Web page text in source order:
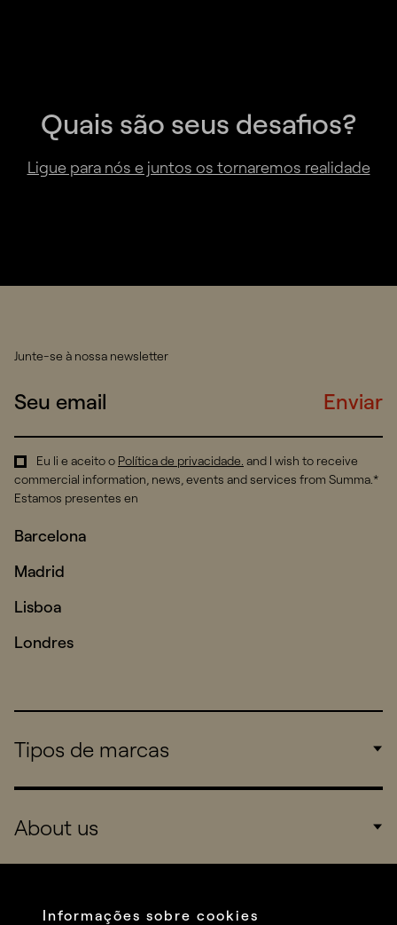
Quais são seus desafios?
Ligue para nós e juntos os tornaremos realidade
Junte-se à nossa newsletter
Enviar
Eu li e aceito o Política de privacidade. and I wish to receive
commercial information, news, events and services from Summa.*
Estamos presentes en
Barcelona
Madrid
Lisboa
Londres
Tipos de marcas
Consumers
Startups
About us
Services
Informações sobre cookies